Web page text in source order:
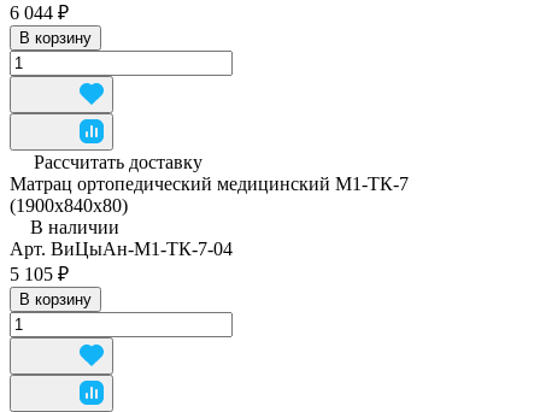
6 044 ₽
В корзину
Рассчитать доставку
Матрац ортопедический медицинский М1-ТК-7
(1900x840x80)
В наличии
Арт. ВиЦыАн-М1-ТК-7-04
5 105 ₽
В корзину